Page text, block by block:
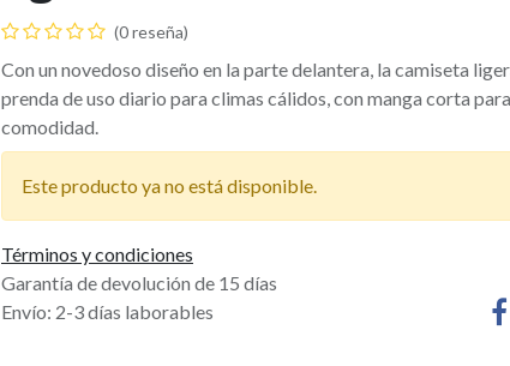
(0 reseña)
Con un novedoso diseño en la parte delantera, la camiseta
prenda de uso diario para climas cálidos, con manga corta
comodidad.
Este producto ya no está disponible.
Términos y condiciones
Garantía de devolución de 15 días
Envío: 2-3 días laborables